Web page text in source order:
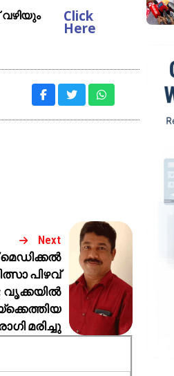
Click
Here
Next
പിഴവ്
മരിച്ചു